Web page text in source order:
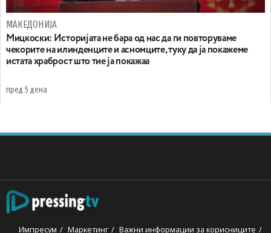
МАКЕДОНИЈА
Мицкоски: Историјата не бара од нас да ги повторуваме
чекорите на илинденците и асномците, туку да ја покажеме
истата храброст што тие ја покажаа
пред 5 дена
Импресум Маркетинг Важни информации за корисниците